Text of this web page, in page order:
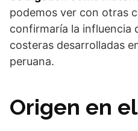
podemos ver con otras
confirmaría la influencia
costeras desarrolladas
peruana.
Origen en